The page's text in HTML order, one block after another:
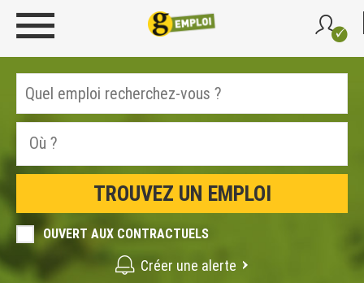
OUVERT AUX CONTRACTUELS
Créer une alerte